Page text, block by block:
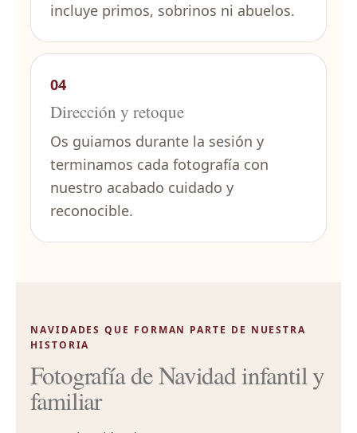
incluye primos, sobrinos ni abuelos.
04
Dirección y retoque
Os guiamos durante la sesión y
terminamos cada fotografía con
nuestro acabado cuidado y
reconocible.
NAVIDADES QUE FORMAN PARTE DE NUESTRA
HISTORIA
Fotografía de Navidad infantil y
familiar